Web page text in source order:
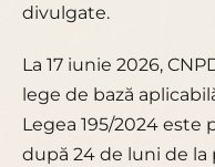
divulgate.
La 17 iunie 2026,
lege de bază
Legea 195/2024 este
după 24 de luni de